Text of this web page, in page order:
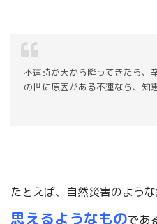
不運時が天から降ってきたら、
の世に原因がある不運なら、知
たとえば、自然災害のよう
思えるようなものであ